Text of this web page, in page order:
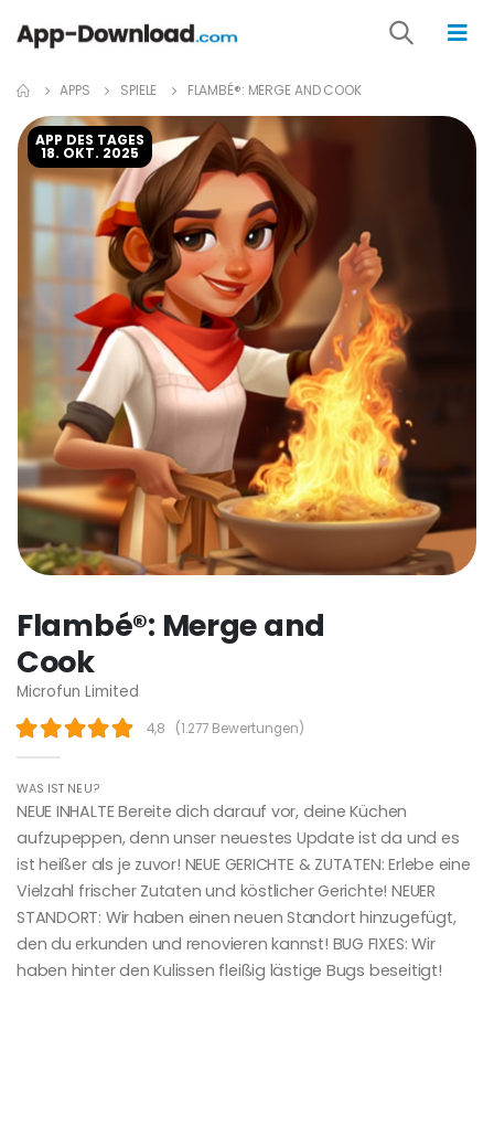
APPS SPIELE FLAMBÉ®: MERGE AND COOK
APP DES TAGES
18. OKT. 2025
Flambé®: Merge and
Cook
Microfun Limited
4,8 (1.277 Bewertungen)
WAS IST NEU?
NEUE INHALTE Bereite dich darauf vor, deine Küchen
aufzupeppen, denn unser neuestes Update ist da und es
ist heißer als je zuvor! NEUE GERICHTE & ZUTATEN: Erlebe eine
Vielzahl frischer Zutaten und köstlicher Gerichte! NEUER
STANDORT: Wir haben einen neuen Standort hinzugefügt,
den du erkunden und renovieren kannst! BUG FIXES: Wir
haben hinter den Kulissen fleißig lästige Bugs beseitigt!